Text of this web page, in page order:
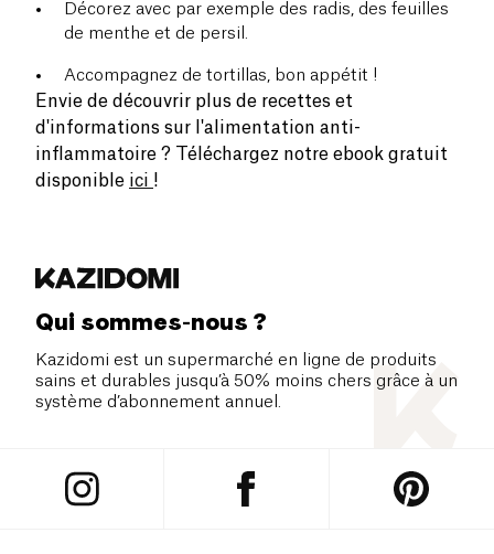
Décorez avec par exemple des radis, des feuilles
de menthe et de persil.
Accompagnez de tortillas, bon appétit !
Envie de découvrir plus de recettes et
d'informations sur l'alimentation anti-
inflammatoire ? Téléchargez notre ebook gratuit
disponible ici !
Qui sommes-nous ?
Kazidomi est un supermarché en ligne de produits
sains et durables jusqu’à 50% moins chers grâce à un
système d’abonnement annuel.